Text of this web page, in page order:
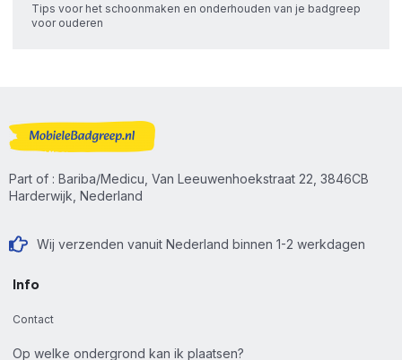
Tips voor het schoonmaken en onderhouden van je badgreep
voor ouderen
Part of : Bariba/Medicu, Van Leeuwenhoekstraat 22, 3846CB
Harderwijk, Nederland
Wij verzenden vanuit Nederland binnen 1-2 werkdagen
Info
Contact
Op welke ondergrond kan ik plaatsen?